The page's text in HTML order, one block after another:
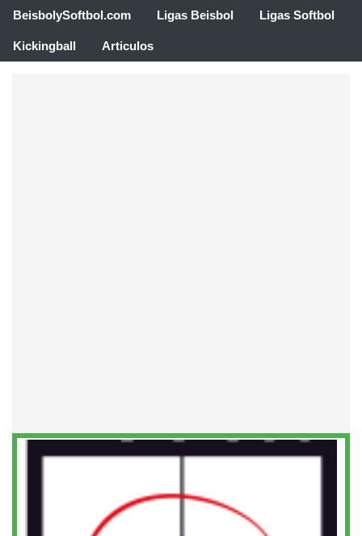
BeisbolySoftbol.com Ligas Beisbol Ligas Softbol
Kickingball Articulos